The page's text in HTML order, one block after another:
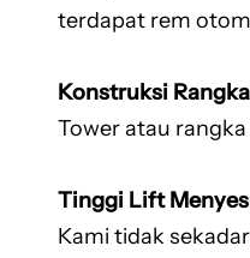
terdapat rem
Konstruksi
Tower atau
Tinggi Lift
Kami tidak